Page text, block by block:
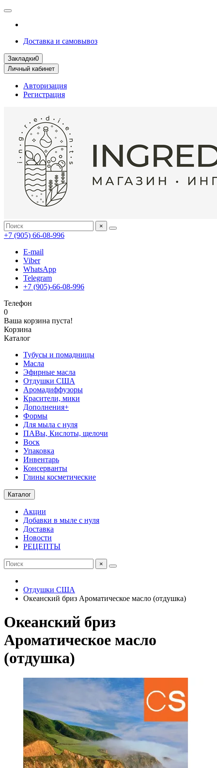
Доставка и самовывоз
Закладки0
Личный кабинет
Авторизация
Регистрация
×
+7 (905) 66-08-996
E-mail
Viber
WhatsApp
Telegram
+7 (905)-66-08-996
Телефон
0
Ваша корзина пуста!
Корзина
Каталог
Тубусы и помадницы
Масла
Эфирные масла
Отдушки США
Аромадиффузоры
Красители, мики
Дополнения+
Формы
Для мыла с нуля
ПАВы, Кислоты, щелочи
Воск
Упаковка
Инвентарь
Консерванты
Глины косметические
Каталог
Акции
Добавки в мыле с нуля
Доставка
Новости
РЕЦЕПТЫ
×
Отдушки США
Океанский бриз Ароматическое масло (отдушка)
Океанский бриз
Ароматическое масло
(отдушка)